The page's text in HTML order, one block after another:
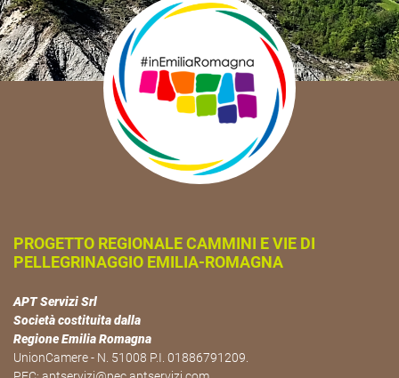
PROGETTO REGIONALE CAMMINI E VIE DI
PELLEGRINAGGIO EMILIA-ROMAGNA
APT Servizi Srl
Società costituita dalla
Regione Emilia Romagna
UnionCamere - N. 51008 P.I. 01886791209.